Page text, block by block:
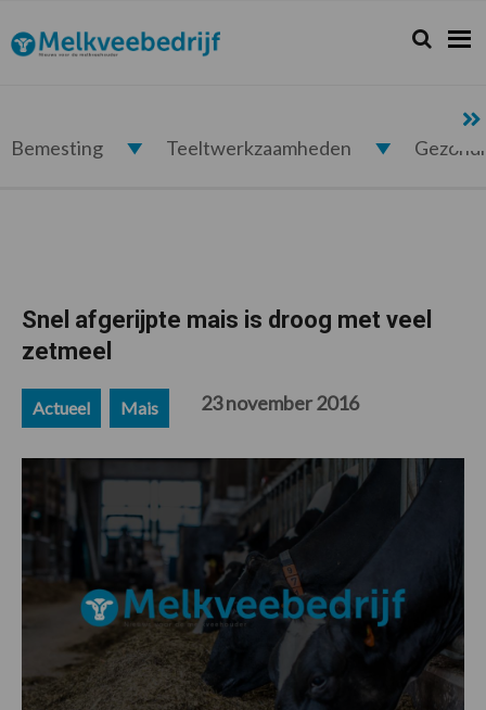
de
hoofdnavigatie
de
hoofd
de
eerste
de
voettekst
Melkveebedrijf.nl Zoeken...
Zoek
Bemesting Teeltwerkzaamheden
Snel afgerijpte mais is droog met veel
zetmeel
Actueel Mais 23 november 2016